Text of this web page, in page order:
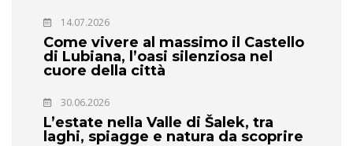
14.07.2026
Come vivere al massimo il Castello
di Lubiana, l’oasi silenziosa nel
cuore della città
30.06.2026
L’estate nella Valle di Šalek, tra
laghi, spiagge e natura da scoprire